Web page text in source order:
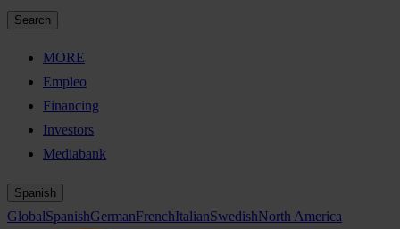
Search
MORE
Empleo
Financing
Investors
Mediabank
Spanish
GlobalSpanishGermanFrenchItalianSwedishNorth America